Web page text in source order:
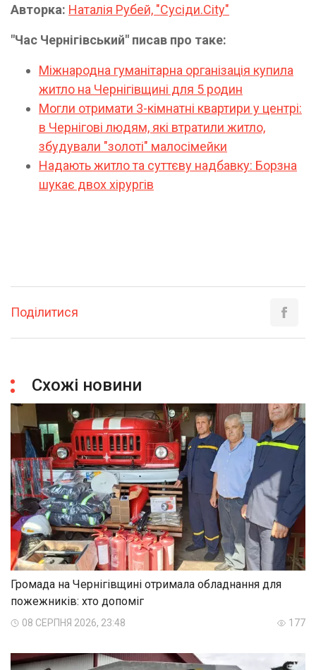
Авторка: Наталія Рубей, "Сусіди.City"
"Час Чернігівський" писав про таке:
Міжнародна гуманітарна організація купила
житло на Чернігівщині для 5 родин
Могли отримати 3-кімнатні квартири у центрі:
в Чернігові людям, які втратили житло,
збудували "золоті" малосімейки
Надають житло та суттєву надбавку: Борзна
шукає двох хірургів
Поділитися
Схожі новини
Громада на Чернігівщині отримала обладнання для
пожежників: хто допоміг
08 СЕРПНЯ 2026, 23:48 177